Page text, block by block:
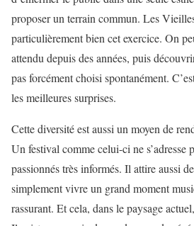
proposer un terrain commun. Les
particulièrement bien cet exercice. On
attendu depuis des années, puis
pas forcément choisi spontanément.
les meilleures surprises.
Cette diversité est aussi un moyen de
Un festival comme celui-ci ne s’adresse
passionnés très informés. Il attire aussi
simplement vivre un grand moment
rassurant. Et cela, dans le paysage